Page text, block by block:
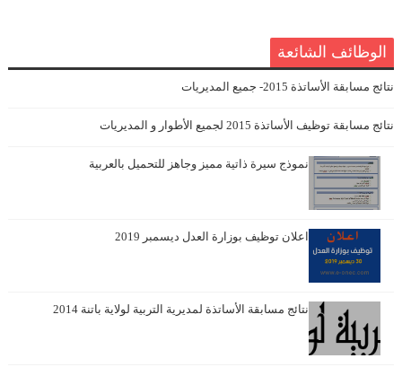
الوظائف الشائعة
نتائج مسابقة الأساتذة 2015- جميع المديريات
نتائج مسابقة توظيف الأساتذة 2015 لجميع الأطوار و المديريات
نموذج سيرة ذاتية مميز وجاهز للتحميل بالعربية
اعلان توظيف بوزارة العدل ديسمبر 2019
نتائج مسابقة الأساتذة لمديرية التربية لولاية باتنة 2014